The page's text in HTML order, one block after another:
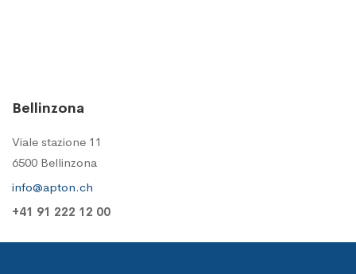
Bellinzona
Viale stazione 11
6500 Bellinzona
info@apton.ch
+41 91 222 12 00